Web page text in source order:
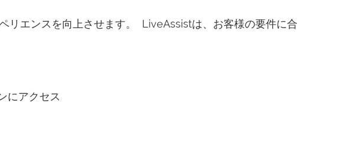
リエンスを向上させます。 LiveAssistは、お客様の要件に合
にアクセス